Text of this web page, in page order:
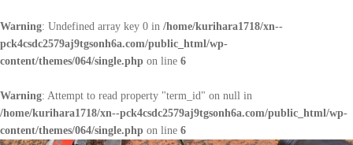
Warning: Undefined array key 0 in /home/kurihara1718/xn--
pck4csdc2579aj9tgsonh6a.com/public_html/wp-
content/themes/064/single.php on line 6
Warning: Attempt to read property "term_id" on null in
/home/kurihara1718/xn--pck4csdc2579aj9tgsonh6a.com/public_html/wp-
content/themes/064/single.php on line 6